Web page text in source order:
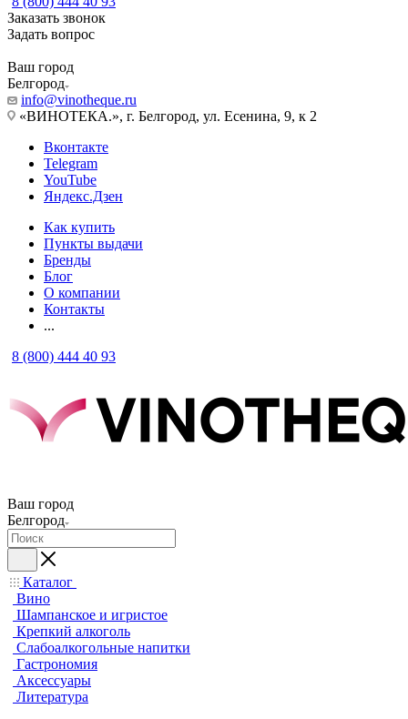
Заказать звонок
Задать вопрос
Ваш город
Белгород
info@vinotheque.ru
«ВИНОТЕКА.», г. Белгород, ул. Есенина, 9, к 2
Вконтакте
Telegram
YouTube
Яндекс.Дзен
Как купить
Пункты выдачи
Бренды
Блог
О компании
Контакты
...
8 (800) 444 40 93
Ваш город
Белгород
Каталог
Вино
Шампанское и игристое
Крепкий алкоголь
Слабоалкогольные напитки
Гастрономия
Аксессуары
Литература